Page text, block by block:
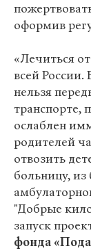
оформив
«Лечиться
всей
нельзя
транспорте,
ослаблен
родителей
отвозить
больницу,
"Добрые
запуск
фонда